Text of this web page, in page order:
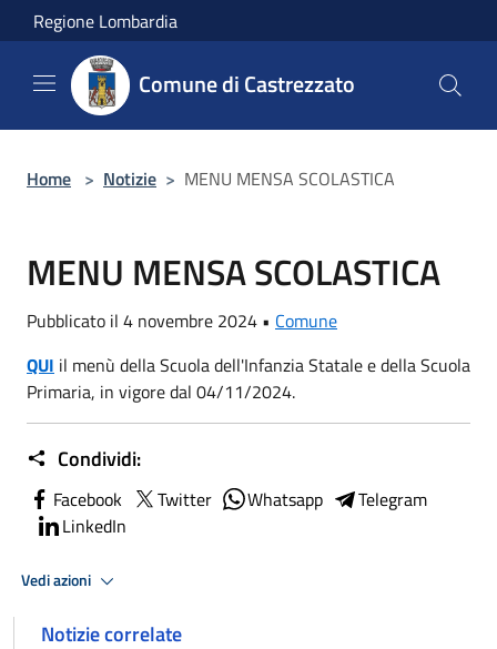
Salta al contenuto principale
Regione Lombardia
Comune di Castrezzato
Home > Notizie > MENU MENSA SCOLASTICA
MENU MENSA SCOLASTICA
Pubblicato il 4 novembre 2024 • Comune
QUI il menù della Scuola dell'Infanzia Statale e della Scuola
Primaria, in vigore dal 04/11/2024.
Condividi:
Facebook Twitter Whatsapp
Telegram
LinkedIn
Vedi azioni
Notizie correlate